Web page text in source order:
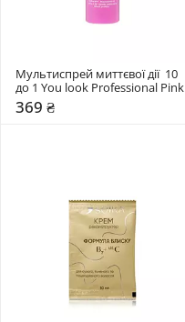
Мультиспрей миттєвої дії  10
до 1 You look Professional Pink
369 ₴